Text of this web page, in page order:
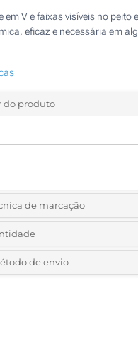
em V e faixas visíveis no peito
eficaz e necessária em
do produto
de marcação
e as cores do logotipo:
de pedido)
de envio